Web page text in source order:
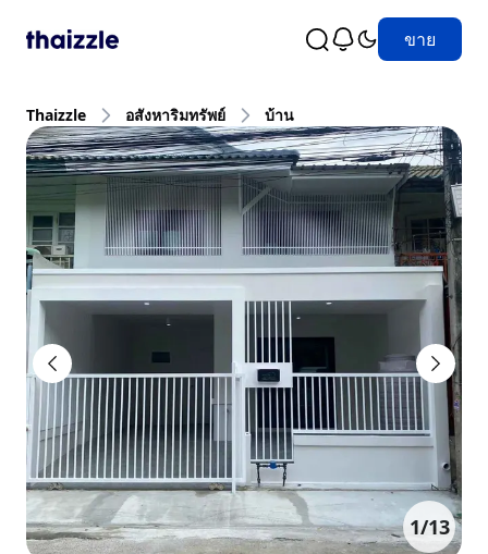
ขาย
Thaizzle อสังหาริมทรัพย์ บ้าน
1/13